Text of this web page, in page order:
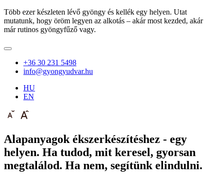
Több ezer készleten lévő gyöngy és kellék egy helyen. Utat
mutatunk, hogy öröm legyen az alkotás – akár most kezded, akár
már rutinos gyöngyfűző vagy.
+36 30 231 5498
info@gyongyudvar.hu
HU
EN
Alapanyagok ékszerkészítéshez - egy
helyen. Ha tudod, mit keresel, gyorsan
megtalálod. Ha nem, segítünk elindulni.